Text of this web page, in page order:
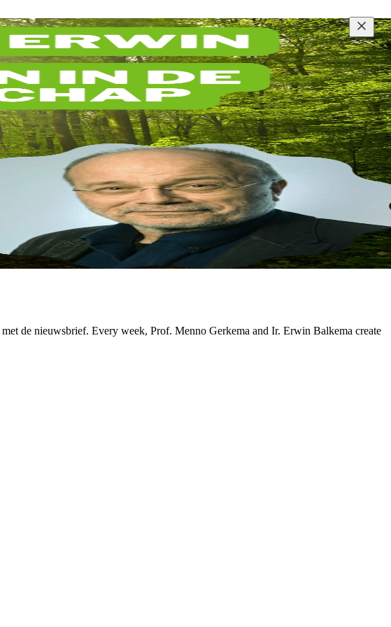
de nieuwsbrief. Every week, Prof. Menno Gerkema and Ir. Erwin Balkema create